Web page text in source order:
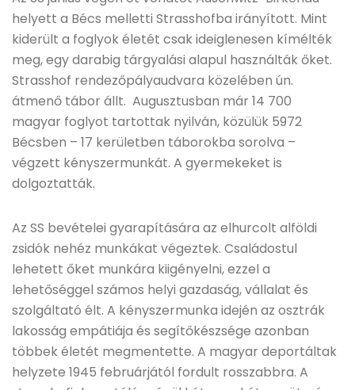
helyett a Bécs melletti Strasshofba irányított. Mint
kiderült a foglyok életét csak ideiglenesen kímélték
meg, egy darabig tárgyalási alapul használták őket.
Strasshof rendezőpályaudvara közelében ún.
átmenő tábor állt. Augusztusban már 14 700
magyar foglyot tartottak nyilván, közülük 5972
Bécsben – 17 kerületben táborokba sorolva –
végzett kényszermunkát. A gyermekeket is
dolgoztatták.
Az SS bevételei gyarapítására az elhurcolt alföldi
zsidók nehéz munkákat végeztek. Családostul
lehetett őket munkára kiigényelni, ezzel a
lehetőséggel számos helyi gazdaság, vállalat és
szolgáltató élt. A kényszermunka idején az osztrák
lakosság empátiája és segítőkészsége azonban
többek életét megmentette. A magyar deportáltak
helyzete 1945 februárjától fordult rosszabbra. A